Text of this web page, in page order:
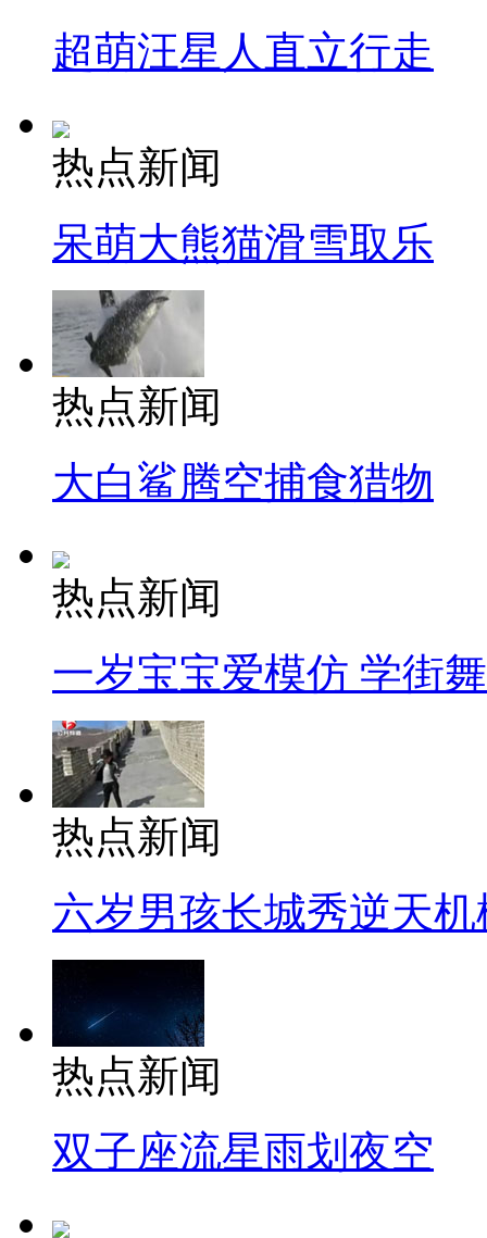
超萌汪星人直立行走
热点新闻
呆萌大熊猫滑雪取乐
热点新闻
大白鲨腾空捕食猎物
热点新闻
一岁宝宝爱模仿 学街
热点新闻
六岁男孩长城秀逆天机
热点新闻
双子座流星雨划夜空